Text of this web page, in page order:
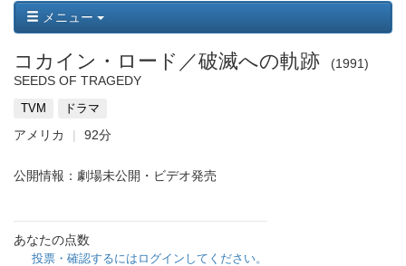
ン
メニュー
コカイン・ロード／破滅への軌跡
1991
SEEDS OF TRAGEDY
TVM ドラマ
アメリカ 92分
公開情報：劇場未公開・ビデオ発売
あなたの点数
投票・確認するにはログインしてください。